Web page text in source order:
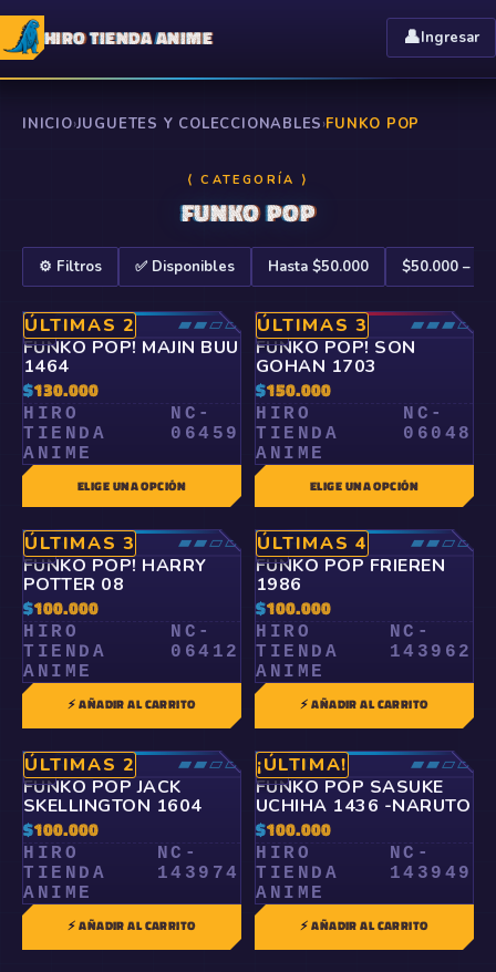
HIRO TIENDA ANIME 👤Ingresar
INICIO›JUGUETES Y COLECCIONABLES›FUNKO POP
⟨ CATEGORÍA ⟩
FUNKO POP
⚙️ Filtros ✅ Disponibles Hasta $50.000 $50.000 –
🤍
ÚLTIMAS 2
RARO
▰▰▱▱
FUNKO POP! MAJIN BUU
1464
$130.000
HIRO
TIENDA
ANIME
NC-
06459
ELIGE UNA OPCIÓN
🤍
ÚLTIMAS 3
ÉPICO
▰▰▰▱
FUNKO POP! SON
GOHAN 1703
$150.000
HIRO
TIENDA
ANIME
NC-
06048
ELIGE UNA OPCIÓN
🤍
ÚLTIMAS 3
RARO
▰▰▱▱
FUNKO POP! HARRY
POTTER 08
$100.000
HIRO
TIENDA
ANIME
NC-
06412
⚡ AÑADIR AL CARRITO
🤍
ÚLTIMAS 4
RARO
▰▰▱▱
FUNKO POP FRIEREN
1986
$100.000
HIRO
TIENDA
ANIME
NC-
143962
⚡ AÑADIR AL CARRITO
🤍
ÚLTIMAS 2
RARO
▰▰▱▱
FUNKO POP JACK
SKELLINGTON 1604
$100.000
HIRO
TIENDA
ANIME
NC-
143974
⚡ AÑADIR AL CARRITO
🤍
¡ÚLTIMA!
RARO
▰▰▱▱
FUNKO POP SASUKE
UCHIHA 1436 -NARUTO
$100.000
HIRO
TIENDA
ANIME
NC-
143949
⚡ AÑADIR AL CARRITO